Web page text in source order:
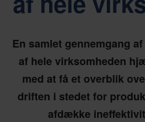
En samlet gennemgang
af hele virksomheden
med at få et overblik
driften i stedet for
afdække